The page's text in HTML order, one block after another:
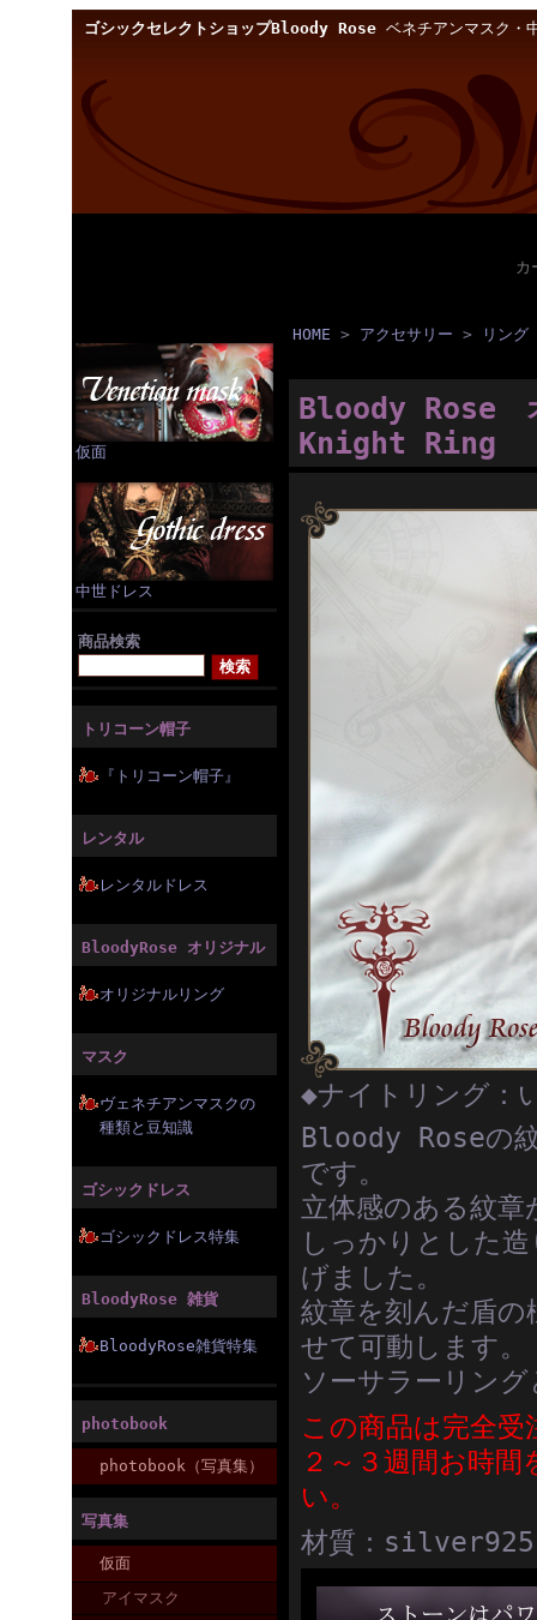
ゴシックセレクトショップBloody Roseベネチアンマスク・
カ
仮面
中世ドレス
商品検索
トリコーン帽子
『トリコーン帽子』
レンタル
レンタルドレス
BloodyRose オリジナル
オリジナルリング
マスク
ヴェネチアンマスクの
種類と豆知識
ゴシックドレス
ゴシックドレス特集
BloodyRose 雑貨
BloodyRose雑貨特集
photobook
photobook（写真集）
写真集
仮面
アイマスク
HOME > アクセサリー > リング
Bloody Rose
Knight Ring
◆ナイトリング：
Bloody Roseの
です。
立体感のある紋
しっかりとした
げました。
紋章を刻んだ盾の
せて可動します。
ソーサラーリン
この商品は完全
２～３週間お時
い。
材質：silver925